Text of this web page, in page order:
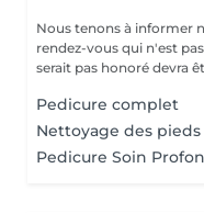
Nous tenons à informer
rendez-vous qui n'est
serait pas honoré devra
Pedicure complet
Nettoyage des pieds
Pedicure Soin